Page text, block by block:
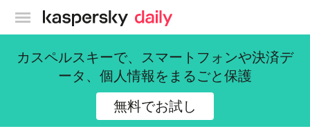
カスペルスキー公式ブログ
カスペルスキーで、スマートフォンや決済デ
ータ、個人情報をまるごと保護
無料でお試し